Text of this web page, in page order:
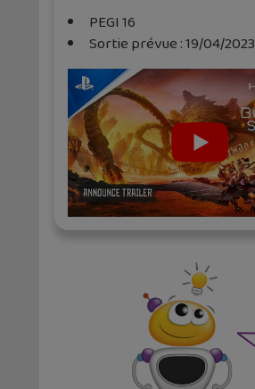
PEGI 16
Sortie prévue : 19/04/2023